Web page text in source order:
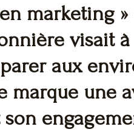
marketing »
visait
aux
marque une